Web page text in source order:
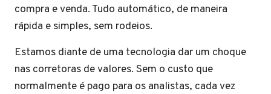
compra e venda. Tudo automático, de maneira
rápida e simples, sem rodeios.
Estamos diante de uma tecnologia dar um choque
nas corretoras de valores. Sem o custo que
normalmente é pago para os analistas, cada vez